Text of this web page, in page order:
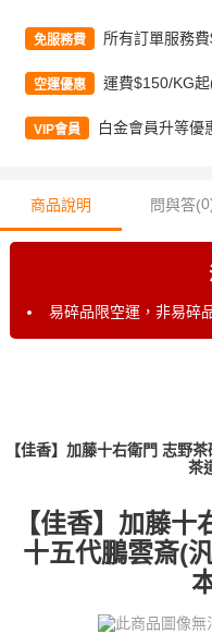
免服務費 所有訂單服務
空運優惠 運費$150/KG
VIP會員 白金會員升等優
商品說明 問與答(0
易碎品限空運，非易碎
【佳香】加藤十右衛門 志野
茶
【佳香】加藤
十五代鵬雲斎(